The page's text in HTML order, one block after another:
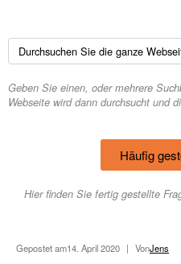
Geben Sie einen, oder mehrere
Webseite wird dann durchsucht und
Häufig
Hier finden Sie fertig gestellte
Gepostet am14. April 2020 VonJens